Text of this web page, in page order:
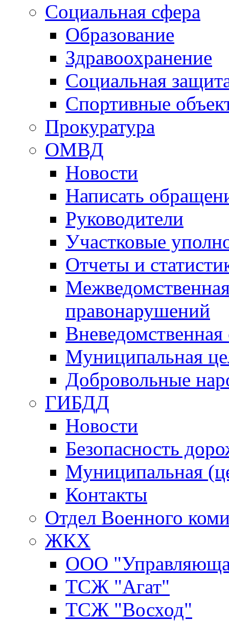
Социальная сфера
Образование
Здравоохранение
Социальная
Спортивные
Прокуратура
ОМВД
Новости
Написать
Руководители
Участковые
Отчеты и
правонарушений
Вневедомственная
Муниципальная
Добровольные
ГИБДД
Новости
Безопасность
Муниципальная
Контакты
Отдел Военного
ЖКХ
ООО
ТСЖ "Агат"
ТСЖ "Восход"